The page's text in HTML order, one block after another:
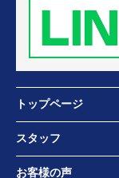
トップページ
スタッフ
お客様の声